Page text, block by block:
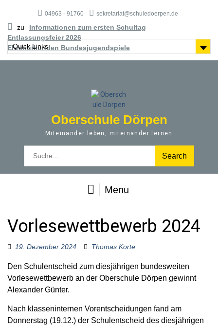
04963 - 91760 sekretariat@schuledoerpen.de
zu
Informationen zum ersten Schultag
Entlassungsfeier 2026
Ehrenurkunden Bundesjugendspiele
Quick Links
Oberschule Dörpen
Miteinander leben, miteinander lernen
o
r
Menu
Vorlesewettbewerb 2024
19. Dezember 2024 Thomas Korte
Den Schulentscheid zum diesjährigen bundesweiten
Vorlesewettbewerb an der Oberschule Dörpen gewinnt
Alexander Günter.
Nach klasseninternen Vorentscheidungen fand am
Donnerstag (19.12.) der Schulentscheid des diesjährigen